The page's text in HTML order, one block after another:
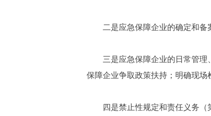
二是应急保障企业的确定和备
三是应急保障企业的日常管
保障企业争取政策扶持；明确现场
四是禁止性规定和责任义务